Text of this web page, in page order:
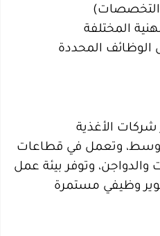
التخصصات)
المختلفة
الوظائف المحددة
الأغذية
وتعمل في قطاعات
والدواجن، وتوفر بيئة عمل
وظيفي مستمرة